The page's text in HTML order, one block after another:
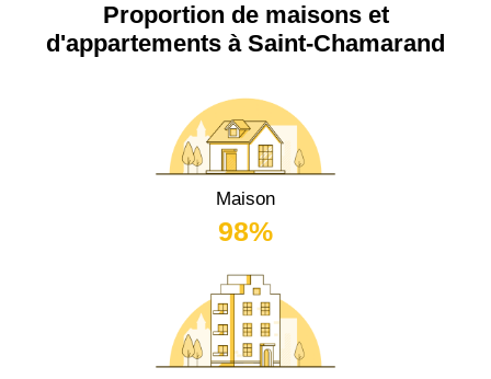
Proportion de maisons et
d'appartements à Saint-Chamarand
Maison
98%